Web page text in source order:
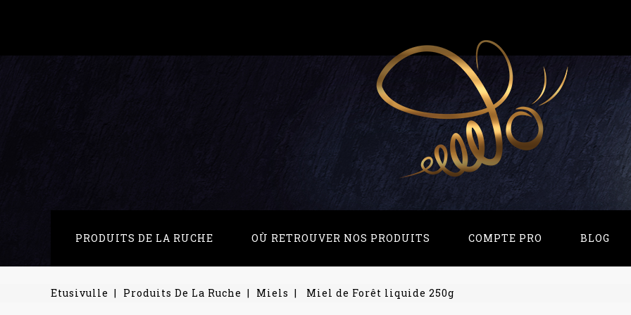
PRODUITS DE LA RUCHE OÙ RETROUVER NOS PRODUITS COMPTE PRO BLOG
Etusivulle Produits De La Ruche Miels Miel de Forêt liquide 250g